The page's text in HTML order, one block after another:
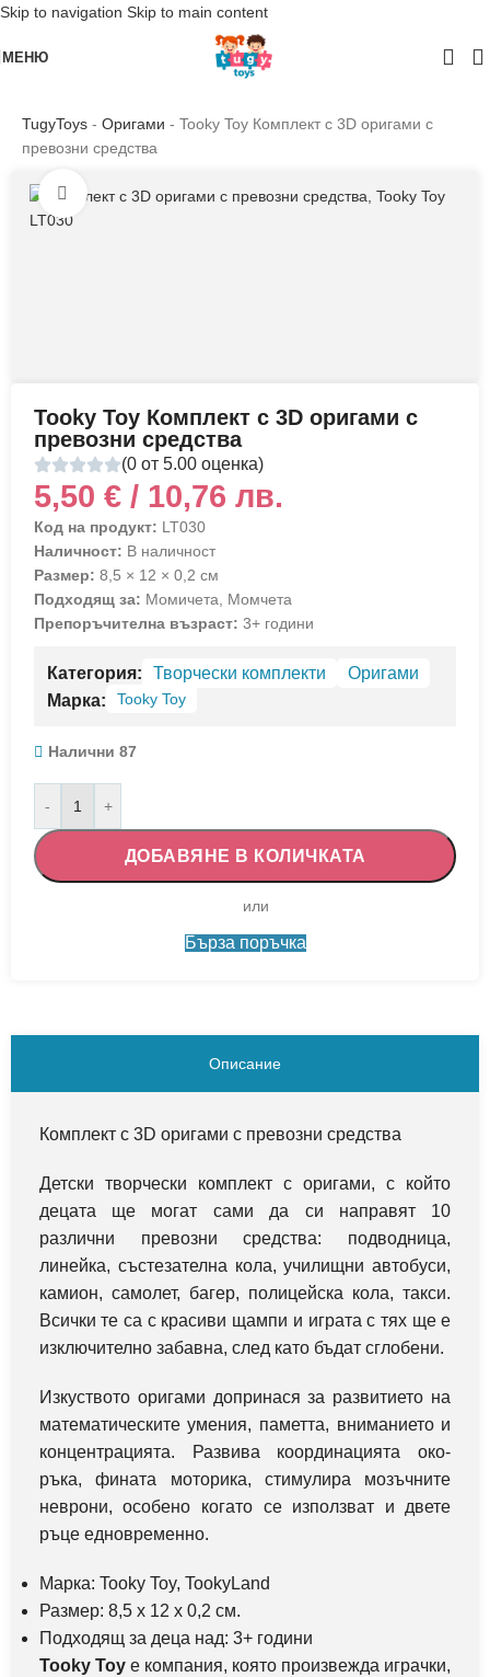
Skip to navigation Skip to main content
МЕНЮ
TugyToys - Оригами - Tooky Toy Комплект с 3D оригами с
превозни средства
Click to enlarge
Tooky Toy Комплект с 3D оригами с
превозни средства
(0 от 5.00 оценка)
5,50€ / 10,76 лв.
Код на продукт: LT030
Наличност: В наличност
Размер: 8,5 × 12 × 0,2 см
Подходящ за: Момичета, Момчета
Препоръчителна възраст: 3+ години
Категория: Творчески комплекти
Оригами
Марка:
Tooky Toy
Налични 87
- +
ДОБАВЯНЕ В КОЛИЧКАТА
Бърза поръчка
Описание
Комплект с 3D оригами с превозни средства
Детски творчески комплект с оригами, с който
децата ще могат сами да си направят 10
различни превозни средства: подводница,
линейка, състезателна кола, училищни автобуси,
камион, самолет, багер, полицейска кола, такси.
Всички те са с красиви щампи и играта с тях ще е
изключително забавна, след като бъдат сглобени.
Изкуството оригами допринася за развитието на
математическите умения, паметта, вниманието и
концентрацията. Развива координацията око-
ръка, фината моторика, стимулира мозъчните
неврони, особено когато се използват и двете
ръце едновременно.
Марка: Tooky Toy, TookyLand
Размер: 8,5 х 12 х 0,2 см.
Подходящ за деца над: 3+ години
Tooky Toy е компания, която произвежда играчки,